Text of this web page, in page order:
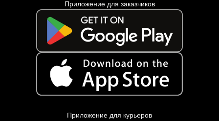
Приложение для заказчиков
Приложение для курьеров